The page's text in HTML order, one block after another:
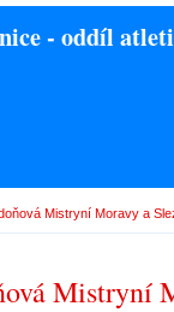
- oddíl
Mistryní Moravy a
Mistryní